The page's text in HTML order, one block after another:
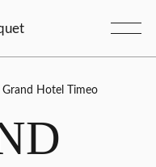
Grand Hotel Timeo